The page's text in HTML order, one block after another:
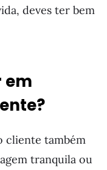
deves ter bem
em
cliente também
tranquila ou